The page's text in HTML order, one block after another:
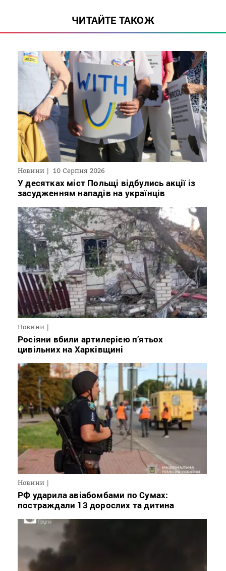
ЧИТАЙТЕ ТАКОЖ
Новини 10 Серпня 2026
У десятках міст Польщі відбулись акції із
засудженням нападів на українців
Новини
Росіяни вбили артилерією п’ятьох
цивільних на Харківщині
Новини
РФ ударила авіабомбами по Сумах:
постраждали 13 дорослих та дитина